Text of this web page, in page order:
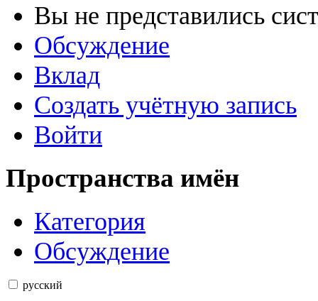
Вы не представились
Обсуждение
Вклад
Создать учётную запись
Войти
Пространства имён
Категория
Обсуждение
русский